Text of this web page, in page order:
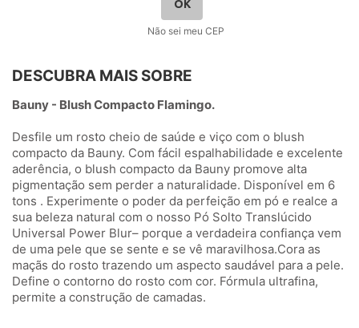
Não sei meu CEP
DESCUBRA MAIS SOBRE
Bauny - Blush Compacto Flamingo.
Desfile um rosto cheio de saúde e viço com o blush
compacto da Bauny. Com fácil espalhabilidade e excelente
aderência, o blush compacto da Bauny promove alta
pigmentação sem perder a naturalidade. Disponível em 6
tons . Experimente o poder da perfeição em pó e realce a
sua beleza natural com o nosso Pó Solto Translúcido
Universal Power Blur– porque a verdadeira confiança vem
de uma pele que se sente e se vê maravilhosa.Cora as
maçãs do rosto trazendo um aspecto saudável para a pele.
Define o contorno do rosto com cor. Fórmula ultrafina,
permite a construção de camadas.